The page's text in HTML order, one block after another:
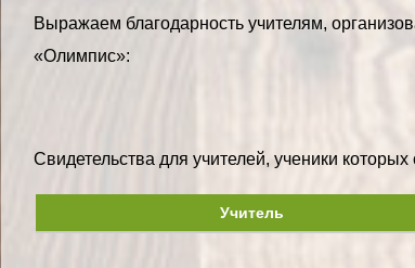
Выражаем благодарность учителям,
«Олимпис»:
Свидетельства для учителей, ученики
Учитель